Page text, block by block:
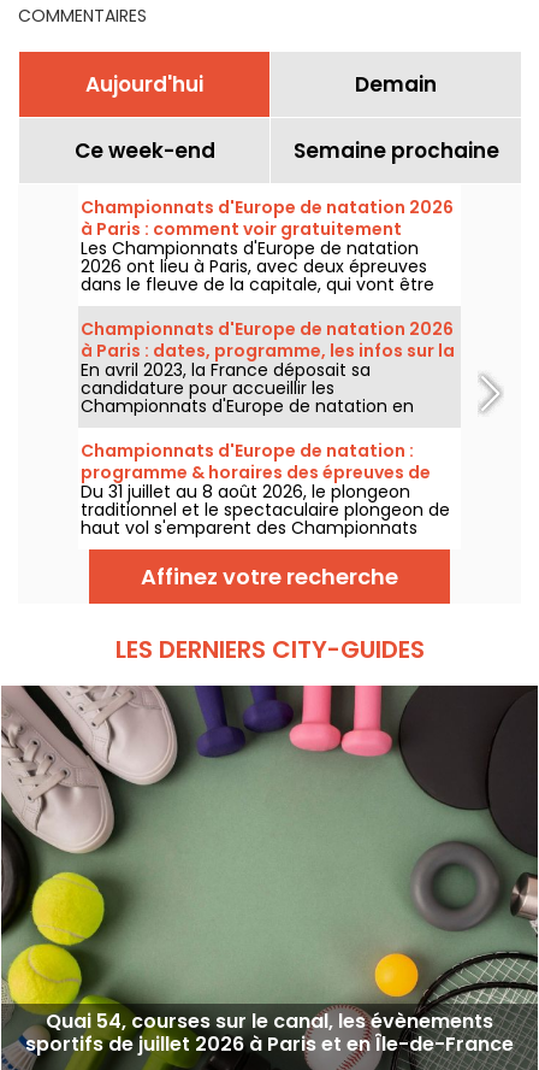
COMMENTAIRES
Aujourd'hui Demain
Ce week-end Semaine prochaine
Championnats d'Europe de natation 2026
à Paris : comment voir gratuitement
certaines épreuves ?
Les Championnats d'Europe de natation
2026 ont lieu à Paris, avec deux épreuves
dans le fleuve de la capitale, qui vont être
plus accessibles au grand public ! Comment
observer les compétitions en eau libre et le
plongeon de haut vol, au mois d'août
prochain ?
Championnats d'Europe de natation 2026
à Paris : dates, programme, les infos sur la
compétition
En avril 2023, la France déposait sa
candidature pour accueillir les
Championnats d'Europe de natation en
2026. Du 31 juillet au 16 août, le Centre
Aquatique Olympique vous attend pour
encourager nos nageurs. Voici toutes les
informations à connaître sur la compétition
et les épreuves !
Championnats d'Europe de natation :
programme & horaires des épreuves de
plongeon et de haut vol
Du 31 juillet au 8 août 2026, le plongeon
traditionnel et le spectaculaire plongeon de
haut vol s'emparent des Championnats
d'Europe de natation. Entre le bassin
olympique de Saint-Denis et le cadre
naturel de la Seine, les meilleurs plongeurs
du continent vont s'élancer pour des figures
Affinez votre recherche
LES DERNIERS CITY-GUIDES
Quai 54, courses sur le canal, les évènements
sportifs de juillet 2026 à Paris et en Île-de-France